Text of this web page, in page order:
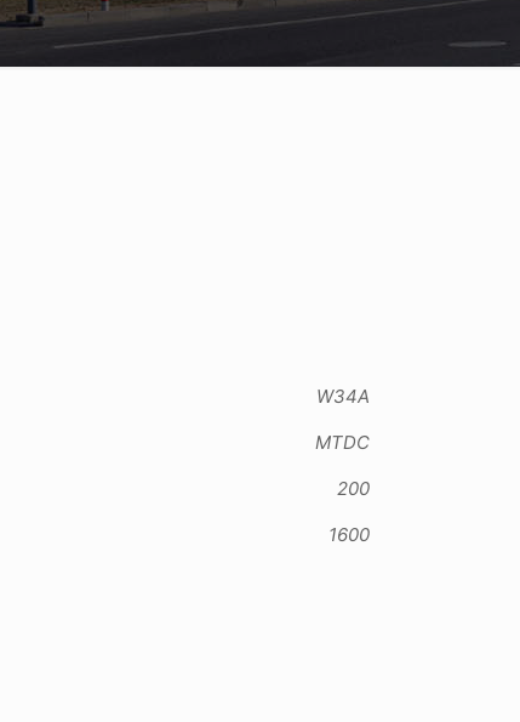
W34A
MTDC
200
1600